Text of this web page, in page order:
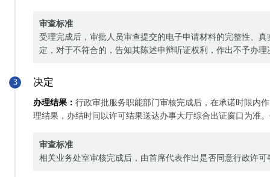
审查标准
受理完成后，审批人员审查提交的电子申请材料的完整性、
定，对于不符合的，告知其陈述申辩听证权利，作出不予办理
3 决定
办理结果： 行政审批服务职能部门审核完成后，在承诺时限内
理结果，办结时间以许可结果送达办事大厅综合出证窗口为准
审查标准
相关业务处室审核完成后，由首席代表作出是否同意行政许可